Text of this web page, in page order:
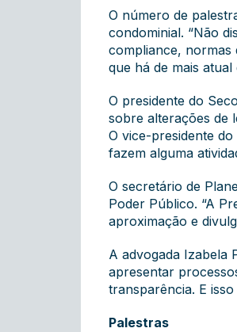
O número de
condominial. “Não
compliance, normas
que há de mais
O presidente do
sobre alterações de
O vice-presidente
fazem alguma
O secretário de
Poder Público. “A
aproximação e
A advogada Izabela
apresentar
transparência. E
Palestras